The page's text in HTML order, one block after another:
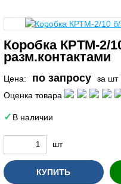
Коробка КРТМ-2/
разм.контактами
Цена: по запросу
за
Оценка товара
В наличии
шт
КУПИТЬ